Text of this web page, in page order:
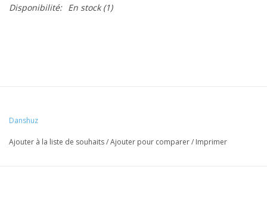
Disponibilité: En stock(1)
Danshuz
Ajouter à la liste de souhaits/Ajouter pour comparer/ Imprimer